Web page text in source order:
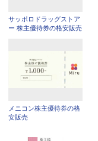
サッポロドラッグストア
ー 株主優待券の格安販売
メニコン株主優待券の格
安販売